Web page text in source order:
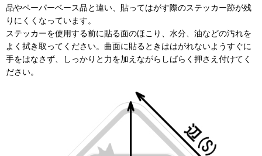
品やペーパーベース品と違い、貼ってはがす際のステッカー跡が残
りにくくなっています。
ステッカーを使用する前に貼る面のほこり、水分、油などの汚れを
よく拭き取ってください。曲面に貼るときははがれないようすぐに
手をはなさず、しっかりと力を加えながらしばらく押さえ付けてく
ださい。